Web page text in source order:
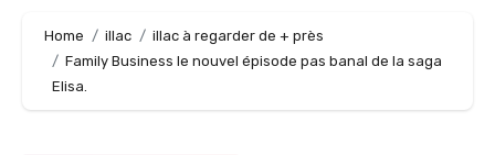
Home illac
illac à regarder de + près
Family Business le nouvel épisode pas banal de la saga
Elisa.